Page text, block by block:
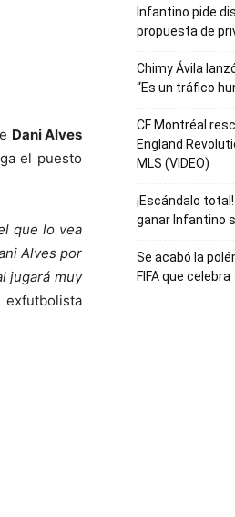
Dani Alves
el puesto
que lo vea
Alves por
jugará muy
exfutbolista
Infantino pide
propuesta de
Chimy Ávila
“Es un tráfico
CF Montréal
England
MLS (VIDEO)
¡Escándalo
ganar Infantino
Se acabó la
FIFA que